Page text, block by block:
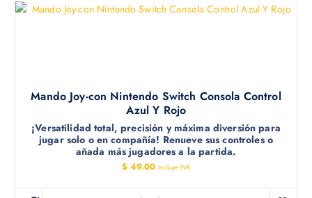
Mando Joy-con Nintendo Switch Consola Control
Azul Y Rojo
¡Versatilidad total, precisión y máxima diversión para
jugar solo o en compañía! Renueve sus controles o
añada más jugadores a la partida.
$ 49.00 Incluye IVA